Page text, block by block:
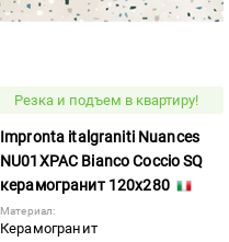
Резка и подъем в квартиру!
Impronta italgraniti Nuances
NU01XPAC Bianco Coccio SQ
керамогранит 120x280
Материал:
Керамогранит